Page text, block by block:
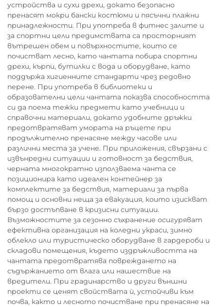
устройства и сухи дрехи, докато безопасно
пренасят мокри бански костюми и пясъчни плажни
принадлежности. При употреба в фитнес залите и
за спортни цели предимствата са просторният
вътрешен обем и повърхностите, които се
почистват лесно, като чантата побира спортни
дрехи, кърпи, бутилки с вода и оборудване, като
поддържа хигиенните стандарти чрез редовно
перене. При употреба в библиотеки и
образователни цели чантата показва способността
си да поема тежки предмети като учебници и
справочни материали, докато удобните дръжки
предотвратяват умората на ръцете при
продължително пренасяне между часове или
различни места за учене. При приложения, свързани с
извънредни ситуации и готовност за бедствия,
черната многократно използваема чанта се
позиционира като идеален контейнер за
комплектите за бедствия, материали за първа
помощ и основни неща за евакуация, които изискват
бързо достъпване в кризисни ситуации.
Възможностите за сезонно съхранение осигуряват
ефективна организация на коледни украси, зимно
облекло или туристическо оборудване в гардероби и
складови помещения, където издръжливостта на
чантата предотвратява повреждането на
съдържанието от влага или нашествие на
вредители. При градинарство и други външни
проекти се ценят свойствата ѝ, устойчиви към
почва, както и лесното почистване при пренасяне на